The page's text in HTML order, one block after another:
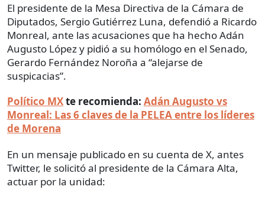
El presidente de la Mesa Directiva de la Cámara de
Diputados, Sergio Gutiérrez Luna, defendió a Ricardo
Monreal, ante las acusaciones que ha hecho Adán
Augusto López y pidió a su homólogo en el Senado,
Gerardo Fernández Noroña a “alejarse de
suspicacias”.
Político MXte recomienda: Adán Augusto vs
Monreal: Las 6 claves de la PELEA entre los líderes
de Morena
En un mensaje publicado en su cuenta de X, antes
Twitter, le solicitó al presidente de la Cámara Alta,
actuar por la unidad: